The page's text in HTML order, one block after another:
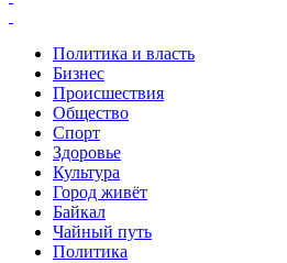
Политика и власть
Бизнес
Происшествия
Общество
Cпорт
Здоровье
Культура
Город живёт
Байкал
Чайный путь
Политика